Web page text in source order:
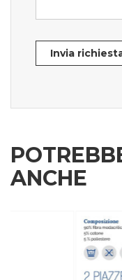
Invia
ANCHE